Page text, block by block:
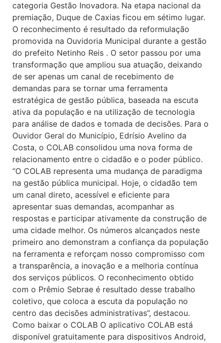
categoria Gestão Inovadora. Na etapa nacional da
premiação, Duque de Caxias ficou em sétimo lugar.
O reconhecimento é resultado da reformulação
promovida na Ouvidoria Municipal durante a gestão
do prefeito Netinho Reis . O setor passou por uma
transformação que ampliou sua atuação, deixando
de ser apenas um canal de recebimento de
demandas para se tornar uma ferramenta
estratégica de gestão pública, baseada na escuta
ativa da população e na utilização de tecnologia
para análise de dados e tomada de decisões. Para o
Ouvidor Geral do Município, Edrísio Avelino da
Costa, o COLAB consolidou uma nova forma de
relacionamento entre o cidadão e o poder público.
“O COLAB representa uma mudança de paradigma
na gestão pública municipal. Hoje, o cidadão tem
um canal direto, acessível e eficiente para
apresentar suas demandas, acompanhar as
respostas e participar ativamente da construção de
uma cidade melhor. Os números alcançados neste
primeiro ano demonstram a confiança da população
na ferramenta e reforçam nosso compromisso com
a transparência, a inovação e a melhoria contínua
dos serviços públicos. O reconhecimento obtido
com o Prêmio Sebrae é resultado desse trabalho
coletivo, que coloca a escuta da população no
centro das decisões administrativas”, destacou.
Como baixar o COLAB O aplicativo COLAB está
disponível gratuitamente para dispositivos Android,